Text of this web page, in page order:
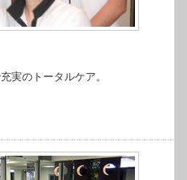
実のトータルケア。